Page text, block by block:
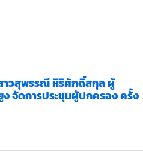
าวสุพรรณี หิริศักดิ์สกุล ผู้
ง จัดการประชุมผู้ปกครอง ครั้ง